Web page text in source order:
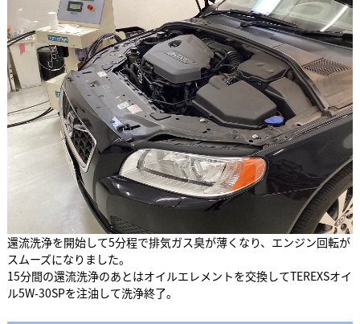
還流洗浄を開始して5分程で排気ガス臭が薄くなり、エンジン回転が
スムーズになりました。
15分間の還流洗浄のあとはオイルエレメントを交換してTEREXSオイ
ル5W-30SPを注油して洗浄終了。